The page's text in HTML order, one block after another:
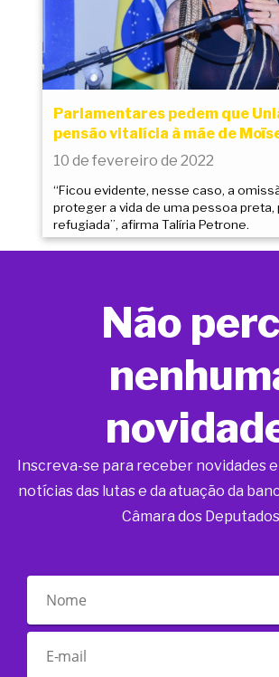
Parlamentares pedem que
pensão vitalícia à mãe de
10 de fevereiro de 2022
“Ficou evidente, nesse caso, a
proteger a vida de uma pessoa preta,
refugiada”, afirma Talíria Petrone.
Não
Inscreva-se para receber novidades
notícias das lutas e da atuação da
Câmara dos